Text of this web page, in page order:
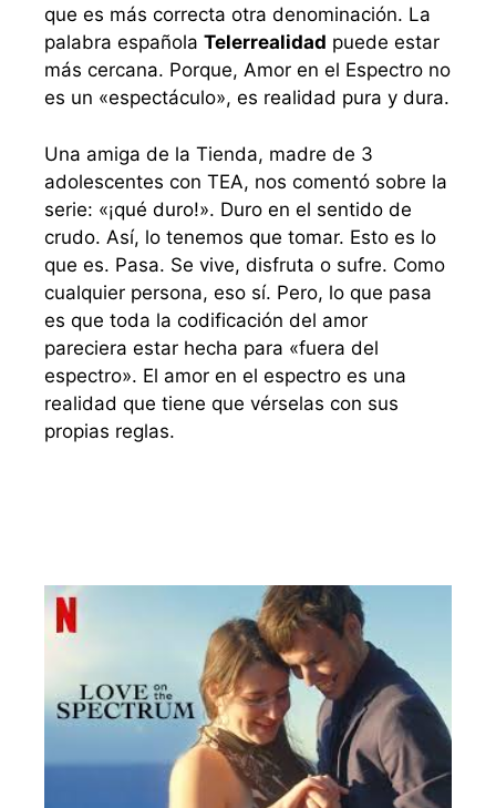
que es más correcta otra denominación. La
palabra española Telerrealidad puede estar
más cercana. Porque, Amor en el Espectro no
es un «espectáculo», es realidad pura y dura.
Una amiga de la Tienda, madre de 3
adolescentes con TEA, nos comentó sobre la
serie: «¡qué duro!». Duro en el sentido de
crudo. Así, lo tenemos que tomar. Esto es lo
que es. Pasa. Se vive, disfruta o sufre. Como
cualquier persona, eso sí. Pero, lo que pasa
es que toda la codificación del amor
pareciera estar hecha para «fuera del
espectro». El amor en el espectro es una
realidad que tiene que vérselas con sus
propias reglas.